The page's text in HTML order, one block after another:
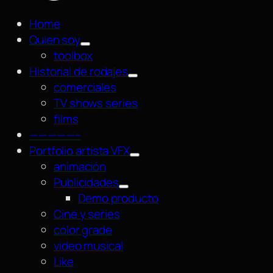
Home
Quien soy
toolbox
Historial de rodajes
comerciales
TV shows series
films
—————–
Portfolio artista VFX
animación
Publicidades
Demo producto
Cine y series
color grade
video musical
Like